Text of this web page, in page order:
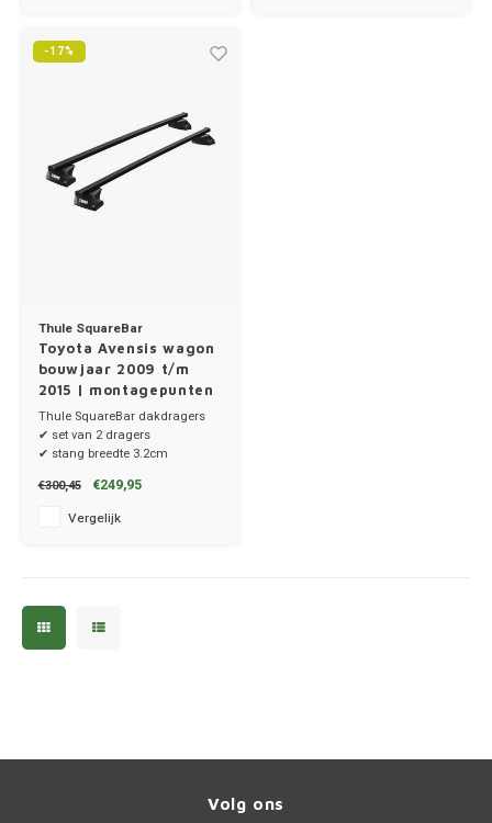
-17%
Thule SquareBar
Toyota Avensis wagon
bouwjaar 2009 t/m
2015 | montagepunten
in de sierrailing
Thule SquareBar dakdragers
✔ set van 2 dragers
✔ stang breedte 3.2cm
€300,45 €249,95
Vergelijk
Volg ons